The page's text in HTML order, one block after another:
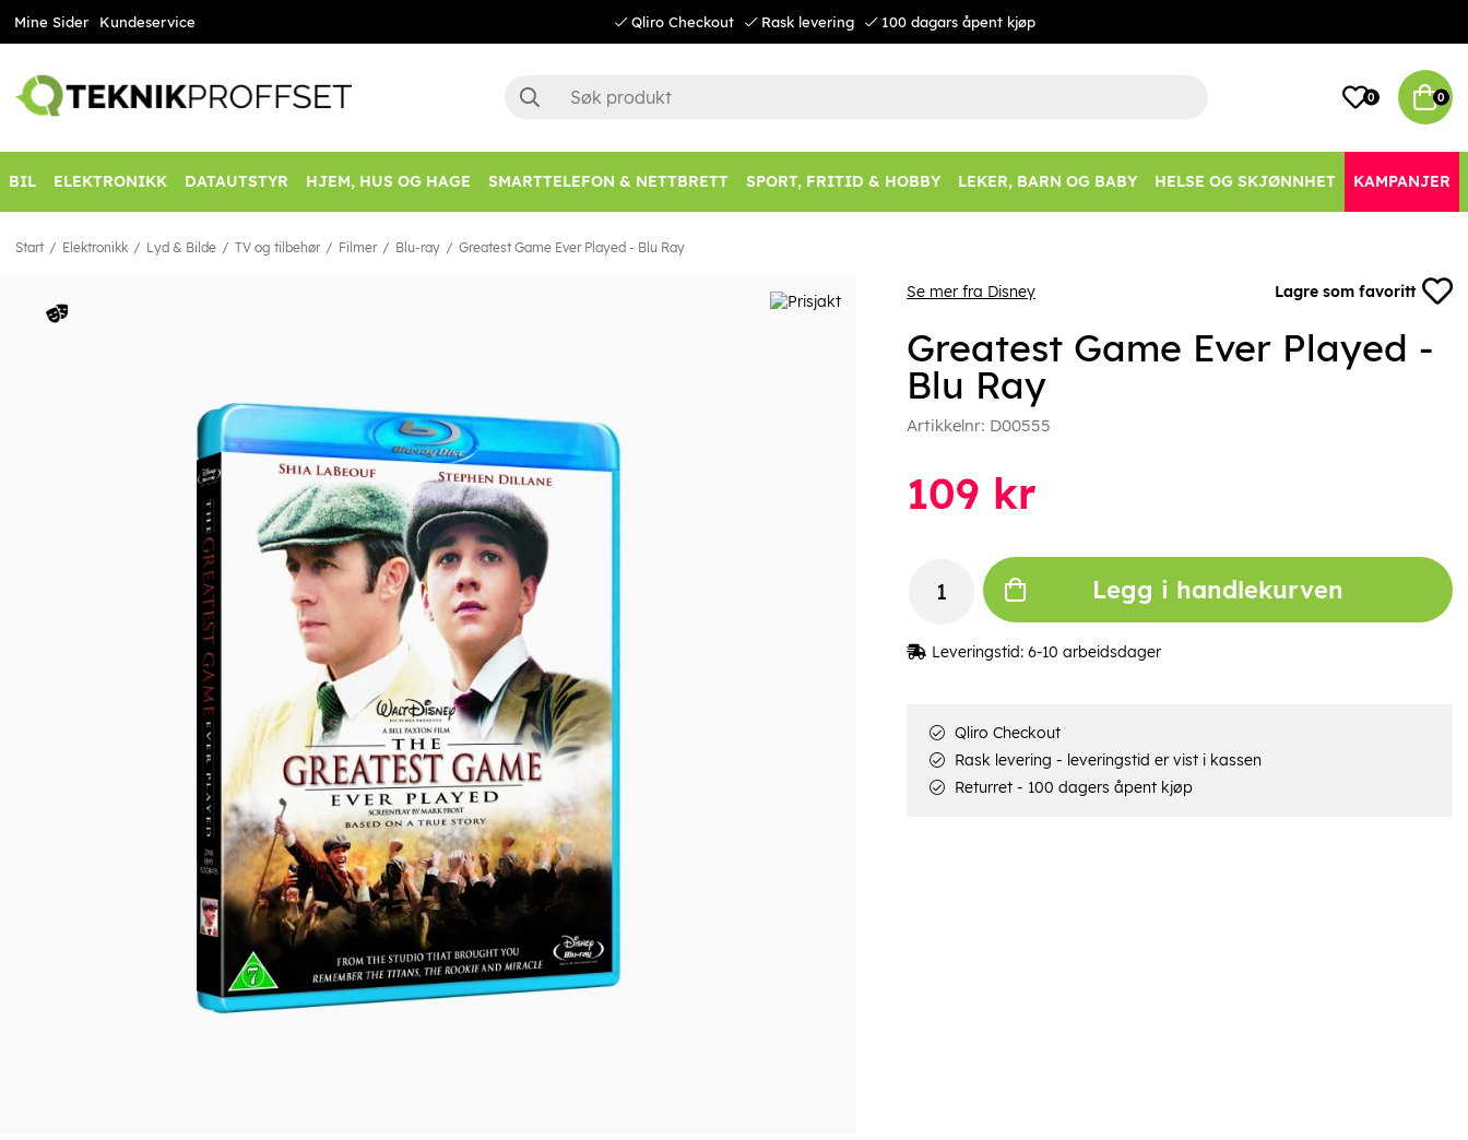
Mine Sider Kundeservice Qliro Checkout Rask levering 100 dagars åpent kjøp
0 0
BIL ELEKTRONIKK DATAUTSTYR HJEM, HUS OG HAGE SMARTTELEFON & NETTBRETT SPORT, FRITID & HOBBY LEKER, BARN OG BABY HELSE OG SKJØNNHET KAMPANJER
Start Elektronikk Lyd & Bilde TV og tilbehør Filmer Blu-ray Greatest Game Ever Played - Blu Ray
Se mer fra Disney Lagre som favoritt
Greatest Game Ever Played -
Blu Ray
Artikkelnr: D00555
109 kr
Legg i handlekurven
Leveringstid: 6-10 arbeidsdager
Qliro Checkout
Rask levering - leveringstid er vist i kassen
Returret - 100 dagers åpent kjøp